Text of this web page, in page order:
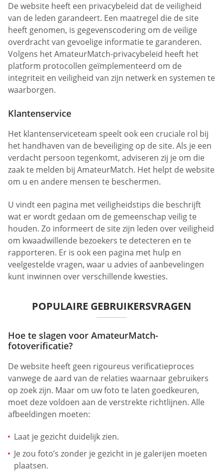
De website heeft een privacybeleid dat de veiligheid
van de leden garandeert. Een maatregel die de site
heeft genomen, is gegevenscodering om de veilige
overdracht van gevoelige informatie te garanderen.
Volgens het AmateurMatch-privacybeleid heeft het
platform protocollen geïmplementeerd om de
integriteit en veiligheid van zijn netwerk en systemen te
waarborgen.
Klantenservice
Het klantenserviceteam speelt ook een cruciale rol bij
het handhaven van de beveiliging op de site. Als je een
verdacht persoon tegenkomt, adviseren zij je om die
zaak te melden bij AmateurMatch. Het helpt de website
om u en andere mensen te beschermen.
U vindt een pagina met veiligheidstips die beschrijft
wat er wordt gedaan om de gemeenschap veilig te
houden. Zo informeert de site zijn leden over veiligheid
om kwaadwillende bezoekers te detecteren en te
rapporteren. Er is ook een pagina met hulp en
veelgestelde vragen, waar u advies of aanbevelingen
kunt inwinnen over verschillende kwesties.
POPULAIRE GEBRUIKERSVRAGEN
Hoe te slagen voor AmateurMatch-
fotoverificatie?
De website heeft geen rigoureus verificatieproces
vanwege de aard van de relaties waarnaar gebruikers
op zoek zijn. Maar om uw foto te laten goedkeuren,
moet deze voldoen aan de verstrekte richtlijnen. Alle
afbeeldingen moeten:
Laat je gezicht duidelijk zien.
Je zou foto’s zonder je gezicht in je galerijen moeten
plaatsen.